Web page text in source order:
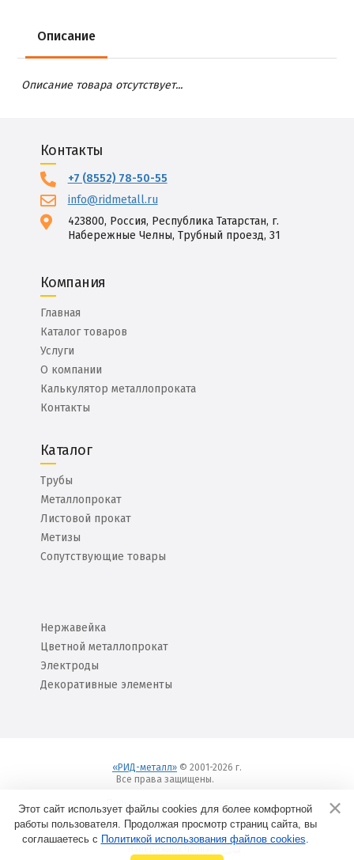
Описание
Описание товара отсутствует...
Контакты
+7 (8552) 78-50-55
info@ridmetall.ru
423800, Россия, Республика Татарстан, г.
Набережные Челны, Трубный проезд, 31
Компания
Главная
Каталог товаров
Услуги
О компании
Калькулятор металлопроката
Контакты
Каталог
Трубы
Металлопрокат
Листовой прокат
Метизы
Сопутствующие товары
Нержавейка
Цветной металлопрокат
Электроды
Декоративные элементы
«РИД-металл»© 2001-2026 г.
Все права защищены.
Пользовательское соглашение
Создание сайтов в
Этот сайт использует файлы cookies для более комфортной
работы пользователя. Продолжая просмотр страниц сайта, вы
соглашаетесь с Политикой использования файлов cookies.